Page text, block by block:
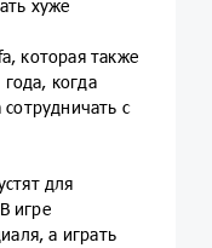
хуже
которая также
когда
с
для
игре
а играть